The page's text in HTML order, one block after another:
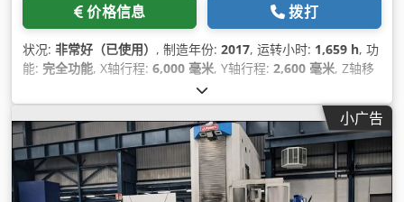
价格信息 拨打
状况: 非常好（已使用） , 制造年份: 2017, 运转小时: 1,659 h, 功
能: 完全功能, X轴行程: 6,000 毫米, Y轴行程: 2,600 毫米, Z轴移
, 主轴转速（最小）:
9,700 毫米, 总长度:7,400 毫米, 总高度:5,200 毫米, 铣头的位
置:ORIZZONTALE E VERTICALE, 主轴直径:150 毫米, W轴行
程:900 毫米, 工作台承载能力:30,000 千克 , X轴快进:12 米/分
钟, Y轴快速移动:15 米/分钟, Z轴快速移动:15 米/分钟, 桌面长
度:3,000 毫米, 工作台宽度:2,000 毫米, 主轴孔径:150 毫米, 磨
小广告